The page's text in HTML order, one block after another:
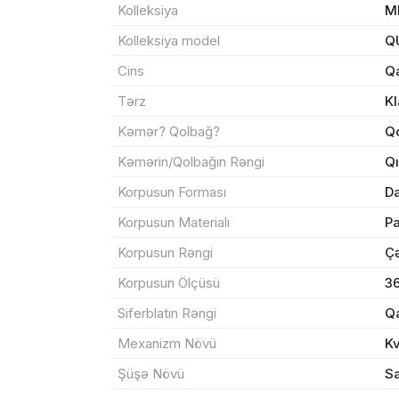
Kolleksiya
Kolleksiya model
Cins
Tərz
Kəmər? Qolbağ?
Kəmərin/Qolbağın Rəngi
Korpusun Forması
Korpusun Materialı
Korpusun Rəngi
Korpusun Ölçüsü
Siferblatın Rəngi
Mexanizm Növü
Şüşə Növü